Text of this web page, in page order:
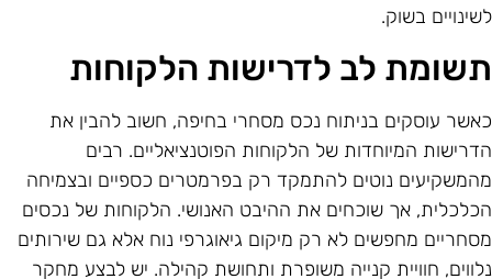
בשוק.
לב לדרישות הלקוחות
עוסקים בניתוח נכס מסחרי בחיפה, חשוב להבין את
המיוחדות של הלקוחות הפוטנציאליים. רבים
נוטים להתמקד רק בפרמטרים כספיים ובצמיחה
אך שוכחים את ההיבט האנושי. הלקוחות של נכסים
מחפשים לא רק מיקום גיאוגרפי נוח אלא גם שירותים
חוויית קנייה משופרת ותחושת קהילה. יש לבצע מחקר